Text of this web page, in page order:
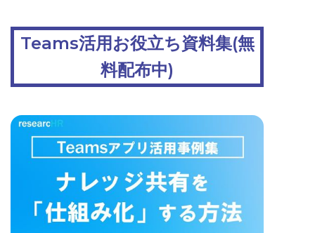
Teams活用お役立ち資料集(無
料配布中)